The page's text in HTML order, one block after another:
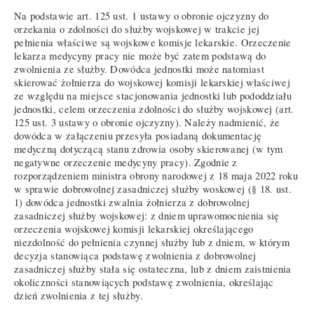
Na podstawie art. 125 ust. 1 ustawy o obronie ojczyzny do
orzekania o zdolności do służby wojskowej w trakcie jej
pełnienia właściwe są wojskowe komisje lekarskie. Orzeczenie
lekarza medycyny pracy nie może być zatem podstawą do
zwolnienia ze służby. Dowódca jednostki może natomiast
skierować żołnierza do wojskowej komisji lekarskiej właściwej
ze względu na miejsce stacjonowania jednostki lub pododdziału
jednostki, celem orzeczenia zdolności do służby wojskowej (art.
125 ust. 3 ustawy o obronie ojczyzny). Należy nadmienić, że
dowódca w załączeniu przesyła posiadaną dokumentację
medyczną dotyczącą stanu zdrowia osoby skierowanej (w tym
negatywne orzeczenie medycyny pracy). Zgodnie z
rozporządzeniem ministra obrony narodowej z 18 maja 2022 roku
w sprawie dobrowolnej zasadniczej służby woskowej (§ 18. ust.
1) dowódca jednostki zwalnia żołnierza z dobrowolnej
zasadniczej służby wojskowej: z dniem uprawomocnienia się
orzeczenia wojskowej komisji lekarskiej określającego
niezdolność do pełnienia czynnej służby lub z dniem, w którym
decyzja stanowiąca podstawę zwolnienia z dobrowolnej
zasadniczej służby stała się ostateczna, lub z dniem zaistnienia
okoliczności stanowiących podstawę zwolnienia, określając
dzień zwolnienia z tej służby.